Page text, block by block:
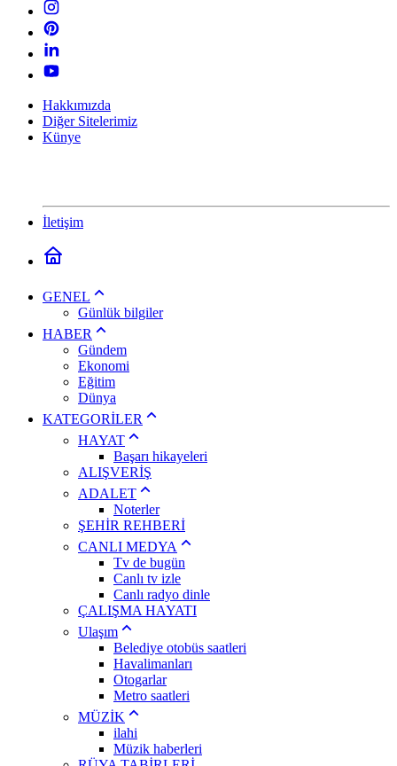
Hakkımızda
Diğer Sitelerimiz
Künye
İletişim
GENEL
Günlük bilgiler
HABER
Gündem
Ekonomi
Eğitim
Dünya
KATEGORİLER
HAYAT
Başarı hikayeleri
ALIŞVERİŞ
ADALET
Noterler
ŞEHİR REHBERİ
CANLI MEDYA
Tv de bugün
Canlı tv izle
Canlı radyo dinle
ÇALIŞMA HAYATI
Ulaşım
Belediye otobüs saatleri
Havalimanları
Otogarlar
Metro saatleri
MÜZİK
ilahi
Müzik haberleri